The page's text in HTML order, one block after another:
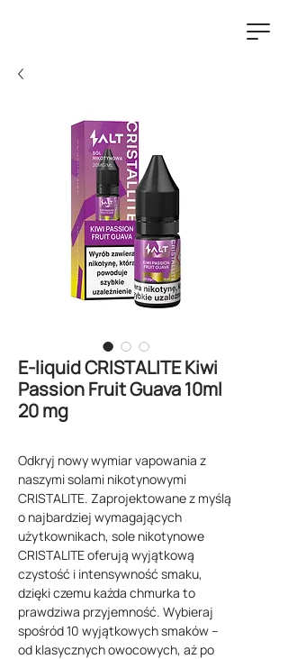
E-liquid CRISTALITE Kiwi
Passion Fruit Guava 10ml
20 mg
Odkryj nowy wymiar vapowania z
naszymi solami nikotynowymi
CRISTALITE. Zaprojektowane z myślą
o najbardziej wymagających
użytkownikach, sole nikotynowe
CRISTALITE oferują wyjątkową
czystość i intensywność smaku,
dzięki czemu każda chmurka to
prawdziwa przyjemność. Wybieraj
spośród 10 wyjątkowych smaków –
od klasycznych owocowych, aż po